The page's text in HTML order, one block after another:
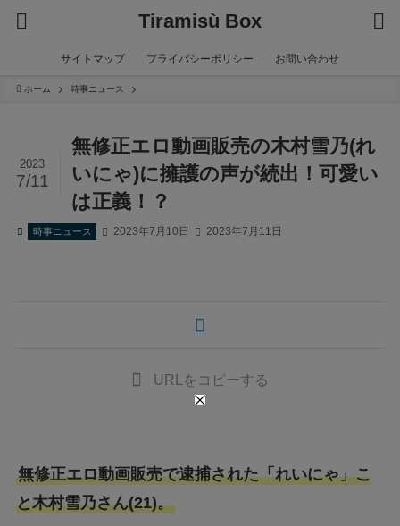
Tiramisù Box
サイトマップ プライバシーポリシー お問い合わせ
ホーム 時事ニュース
無修正エロ動画販売の木村雪乃(れ
いにゃ)に擁護の声が続出！可愛い
は正義！？
2023
7/11
時事ニュース 2023年7月10日 2023年7月11日
URLをコピーする
無修正エロ動画販売で逮捕された「れいにゃ」こ
と木村雪乃さん(21)。